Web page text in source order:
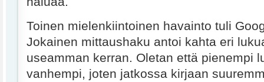
Toinen mielenkiintoinen havainto tuli
Jokainen mittaushaku antoi kahta eri
useamman kerran. Oletan että pienempi
vanhempi, joten jatkossa kirjaan